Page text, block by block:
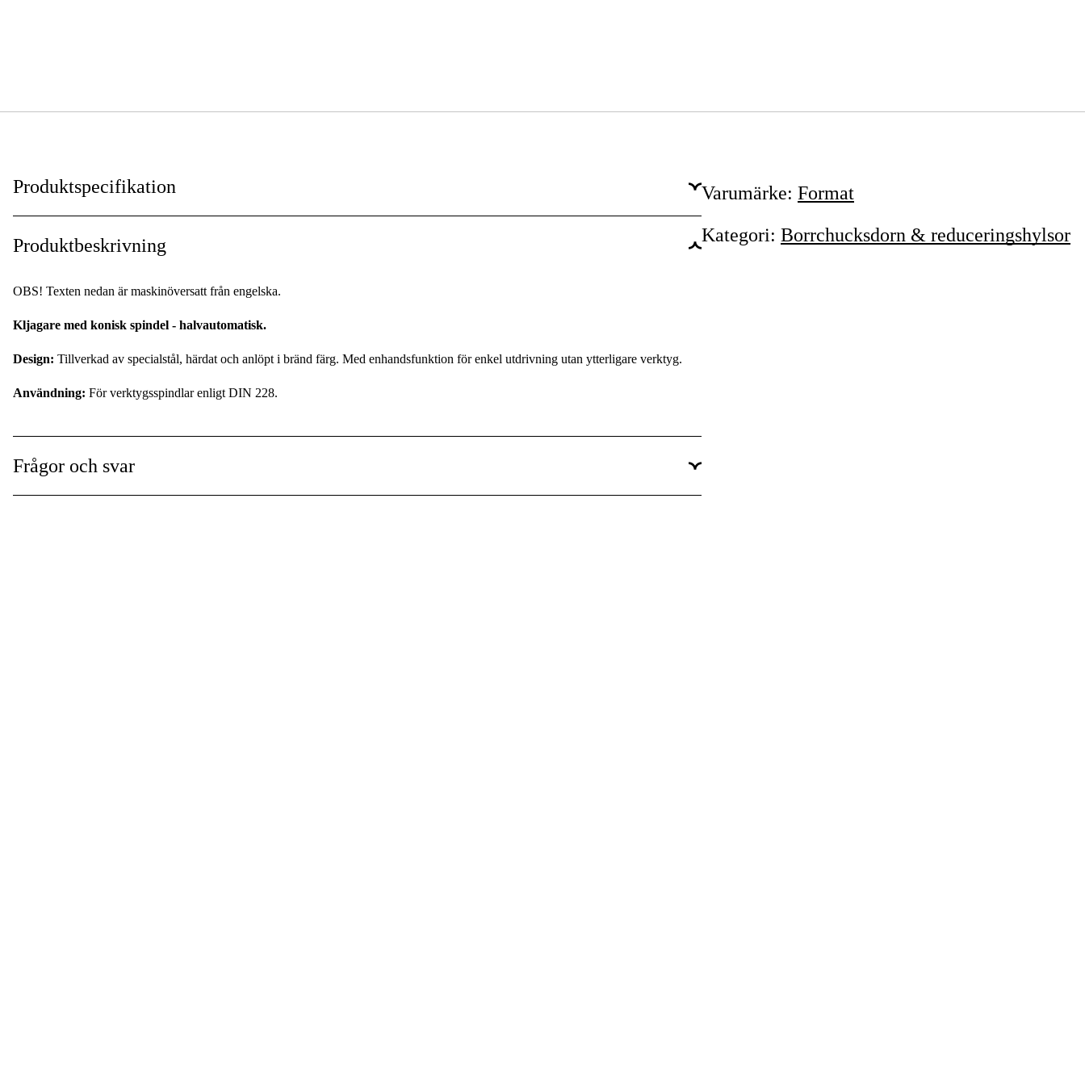
Produktspecifikation
För material : Metall
Produktbeskrivning
OBS! Texten nedan är maskinöversatt från engelska.
Kljagare med konisk spindel - halvautomatisk.
Design: Tillverkad av specialstål, härdat och anlöpt i bränd färg. Med enhandsfunktion för enkel utdrivning utan ytterligare verktyg.
Användning: För verktygsspindlar enligt DIN 228.
Frågor och svar
Varumärke: Format
Kategori: Borrchucksdorn & reduceringshylsor